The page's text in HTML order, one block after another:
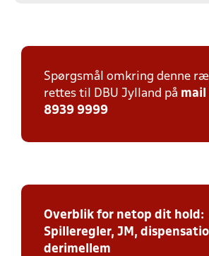
Spørgsmål omkring denne
rettes til DBU Jylland på mail
8939 9999
Overblik for netop dit hold:
Spilleregler, JM,
derimellem